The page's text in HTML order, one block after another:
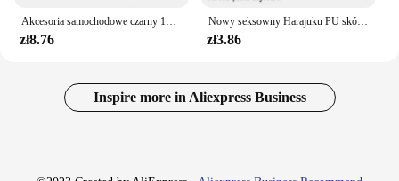
Akcesoria samochodowe czarny 12V 500W Mini głośnik samochodowy Audio głośnik wysokotonowy 200mm 98dB głośnik samochodowy
zł8.76
Nowy seksowny Harajuku PU skórzany łańcuszek serce wisiorek naszyjniki kobiety mężczyźni Punk Neck Gothic czarny różowy naszyjnik Choker fajny kołnierz
zł3.86
Inspire more in Aliexpress Business